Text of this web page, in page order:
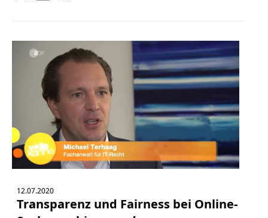
12.07.2020
Transparenz und Fairness bei Online-